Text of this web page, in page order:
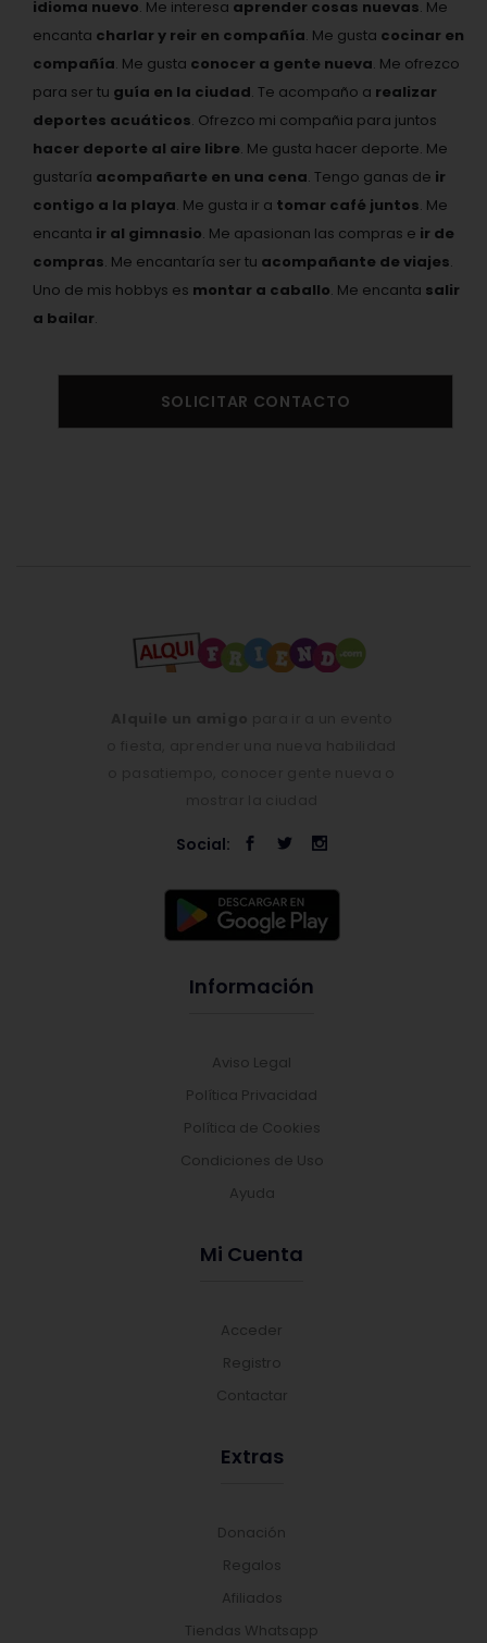
idioma nuevo. Me interesa aprender cosas nuevas. Me
encanta charlar y reir en compañía. Me gusta cocinar en
compañía. Me gusta conocer a gente nueva. Me ofrezco
para ser tu guía en la ciudad. Te acompaño a realizar
deportes acuáticos. Ofrezco mi compañia para juntos
hacer deporte al aire libre. Me gusta hacer deporte. Me
gustaría acompañarte en una cena. Tengo ganas de ir
contigo a la playa. Me gusta ir a tomar café juntos. Me
encanta ir al gimnasio. Me apasionan las compras e ir de
compras. Me encantaría ser tu acompañante de viajes.
Uno de mis hobbys es montar a caballo. Me encanta salir
a bailar.
SOLICITAR CONTACTO
Social:
Información
Aviso Legal
Política Privacidad
Política de Cookies
Condiciones de Uso
Ayuda
Mi Cuenta
Acceder
Registro
Contactar
Extras
Donación
Regalos
Afiliados
Tiendas Whatsapp